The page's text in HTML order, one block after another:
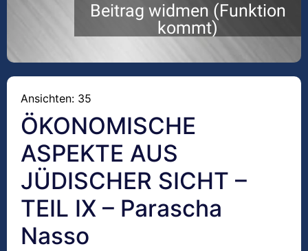
Beitrag widmen (Funktion
kommt)
Ansichten: 35
ÖKONOMISCHE
ASPEKTE AUS
JÜDISCHER SICHT –
TEIL IX – Parascha
Nasso